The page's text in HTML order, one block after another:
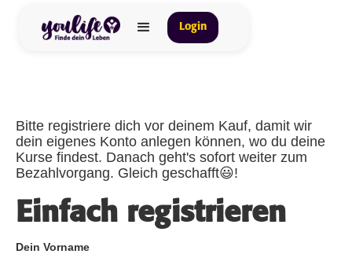
Login
Bitte registriere dich vor deinem Kauf, damit wir
dein eigenes Konto anlegen können, wo du deine
Kurse findest. Danach geht's sofort weiter zum
Bezahlvorgang. Gleich geschafft😃!
Einfach registrieren
Dein Vorname